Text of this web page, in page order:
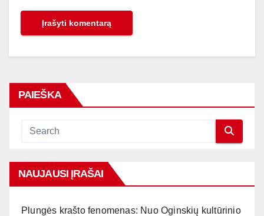
PAIEŠKA
NAUJAUSI ĮRAŠAI
Plungės krašto fenomenas: Nuo Oginskių kultūrinio